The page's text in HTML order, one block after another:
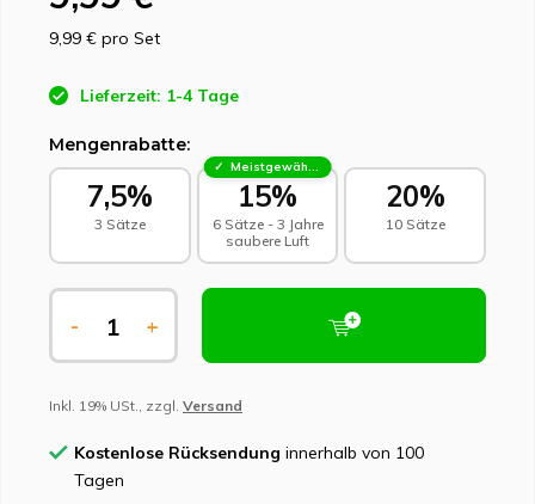
9,99 € pro Set
Lieferzeit: 1-4 Tage
Mengenrabatte:
7,5%
3 Sätze
Meistgewählt - Nachhaltige Wahl
15%
6 Sätze - 3 Jahre
saubere Luft
20%
10 Sätze
- +
Inkl. 19% USt., zzgl. Versand
Kostenlose Rücksendung innerhalb von 100
Tagen